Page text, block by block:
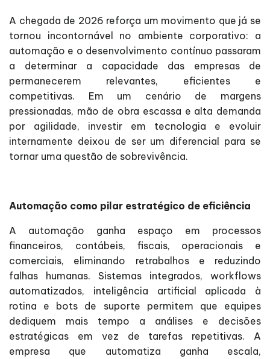
A chegada de 2026 reforça um movimento que já se
tornou incontornável no ambiente corporativo: a
automação e o desenvolvimento contínuo passaram
a determinar a capacidade das empresas de
permanecerem relevantes, eficientes e
competitivas. Em um cenário de margens
pressionadas, mão de obra escassa e alta demanda
por agilidade, investir em tecnologia e evoluir
internamente deixou de ser um diferencial para se
tornar uma questão de sobrevivência.
Automação como pilar estratégico de eficiência
A automação ganha espaço em processos
financeiros, contábeis, fiscais, operacionais e
comerciais, eliminando retrabalhos e reduzindo
falhas humanas. Sistemas integrados, workflows
automatizados, inteligência artificial aplicada à
rotina e bots de suporte permitem que equipes
dediquem mais tempo a análises e decisões
estratégicas em vez de tarefas repetitivas. A
empresa que automatiza ganha escala,